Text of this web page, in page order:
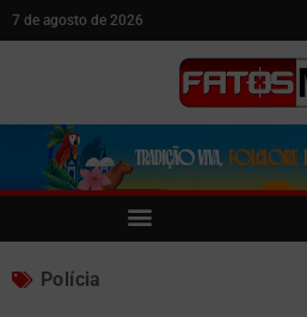
7 de agosto de 2026
Polícia